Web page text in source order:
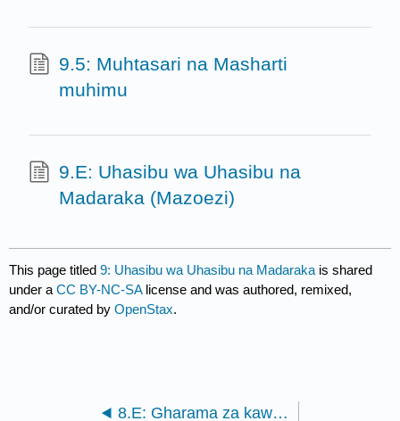
9.5: Muhtasari na Masharti
muhimu
9.E: Uhasibu wa Uhasibu na
Madaraka (Mazoezi)
This page titled9: Uhasibu wa Uhasibu na Madaraka is shared
under aCC BY-NC-SA license and was authored, remixed,
and/or curated byOpenStax.
8.E: Gharama za kawaida na Tofauti (Mazoezi)